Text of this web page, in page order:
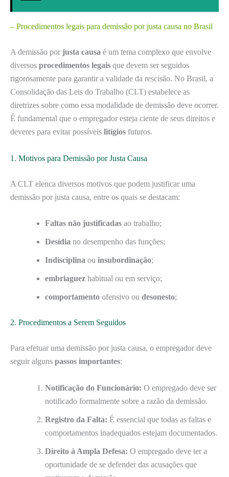
– Procedimentos legais para demissão por justa causa no Brasil
A demissão por justa causa é um tema complexo que envolve
diversos procedimentos legais que devem ser seguidos
rigorosamente para garantir a validade da rescisão. No Brasil, a
Consolidação das Leis do Trabalho (CLT) estabelece as
diretrizes sobre como essa modalidade de demissão deve ocorrer.
É fundamental que o empregador esteja ciente de seus direitos e
deveres para evitar possíveis litígios futuros.
1. Motivos para Demissão por Justa Causa
A CLT elenca diversos motivos que podem justificar uma
demissão por justa causa, entre os quais se destacam:
Faltas não justificadas ao trabalho;
Desídia no desempenho das funções;
Indisciplina ou insubordinação;
embriaguez habitual ou em serviço;
comportamento ofensivo ou desonesto;
2. Procedimentos a Serem Seguidos
Para efetuar uma demissão por justa causa, o empregador deve
seguir alguns passos importantes:
Notificação do Funcionário: O empregado deve ser
notificado formalmente sobre a razão da demissão.
Registro da Falta: É essencial que todas as faltas e
comportamentos inadequados estejam documentados.
Direito à Ampla Defesa: O empregado deve ter a
oportunidade de se defender das acusações que